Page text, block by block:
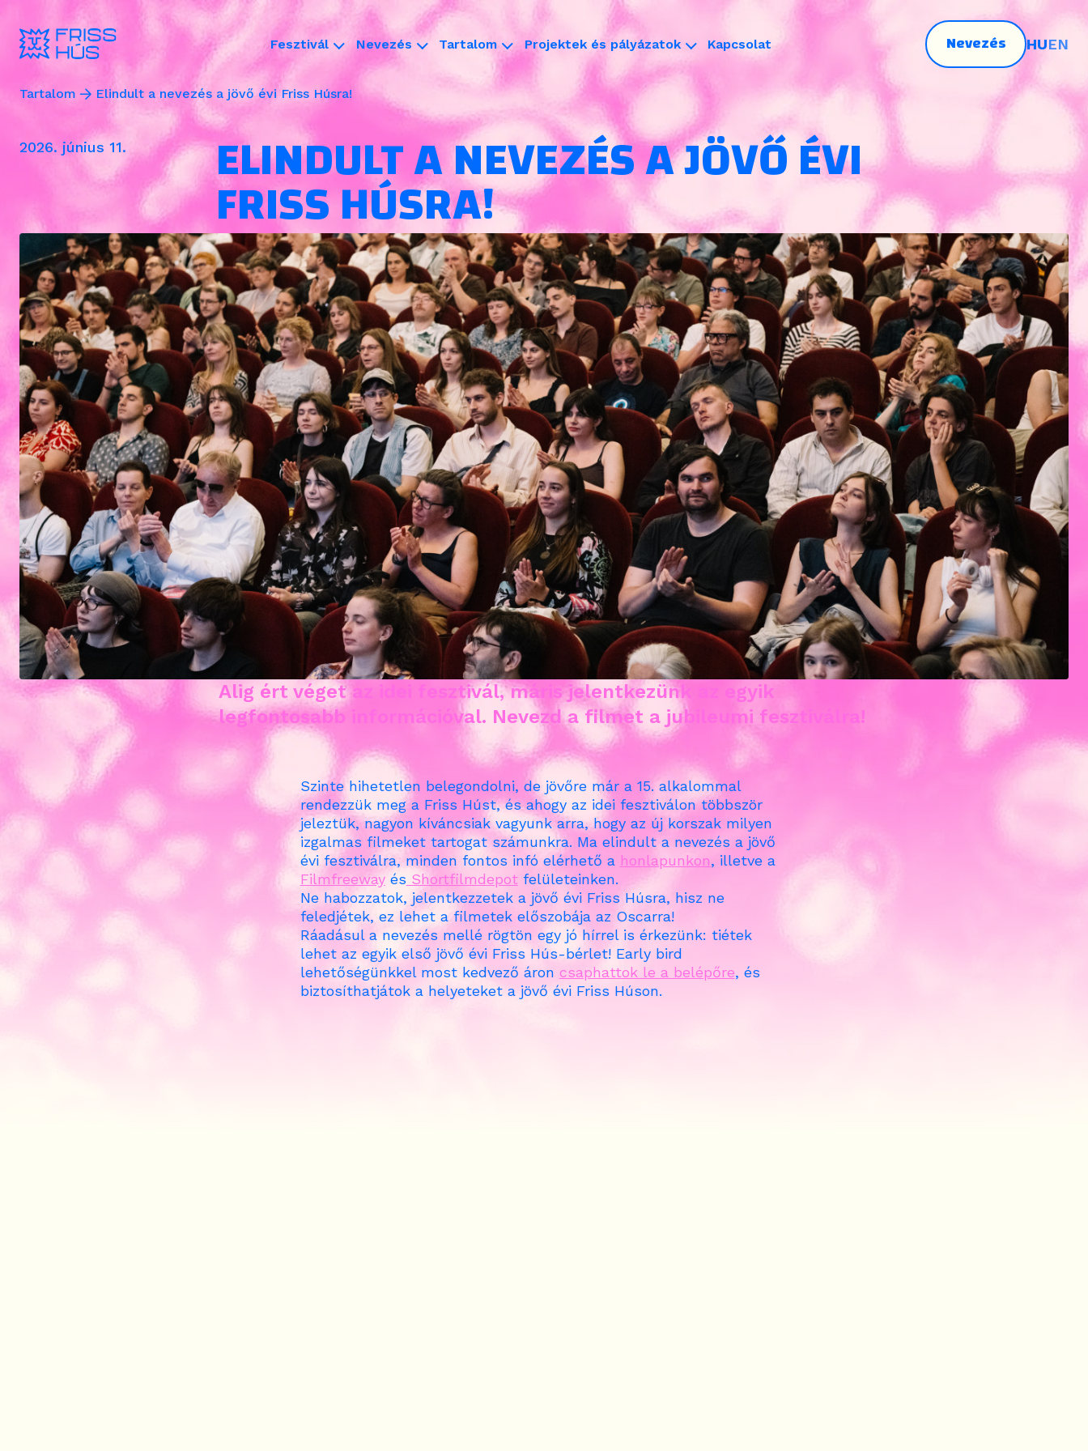
Fesztivál Nevezés Tartalom Projektek és pályázatok Kapcsolat Nevezés HUEN
Tartalom Elindult a nevezés a jövő évi Friss Húsra!
2026. június 11. ELINDULT A NEVEZÉS A JÖVŐ ÉVI
FRISS HÚSRA!
Alig ért véget az idei fesztivál, máris jelentkezünk az egyik
legfontosabb információval. Nevezd a filmet a jubileumi fesztiválra!
Szinte hihetetlen belegondolni, de jövőre már a 15. alkalommal
rendezzük meg a Friss Húst, és ahogy az idei fesztiválon többször
jeleztük, nagyon kíváncsiak vagyunk arra, hogy az új korszak milyen
izgalmas filmeket tartogat számunkra. Ma elindult a nevezés a jövő
évi fesztiválra, minden fontos infó elérhető a honlapunkon, illetve a
Filmfreewayés Shortfilmdepotfelületeinken.
Ne habozzatok, jelentkezzetek a jövő évi Friss Húsra, hisz ne
feledjétek, ez lehet a filmetek előszobája az Oscarra!
Ráadásul a nevezés mellé rögtön egy jó hírrel is érkezünk: tiétek
lehet az egyik első jövő évi Friss Hús-bérlet! Early bird
lehetőségünkkel most kedvező áron csaphattok le a belépőre, és
biztosíthatjátok a helyeteket a jövő évi Friss Húson.